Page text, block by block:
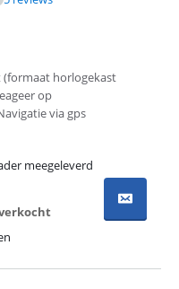
horlogekast
op
via gps
meegeleverd